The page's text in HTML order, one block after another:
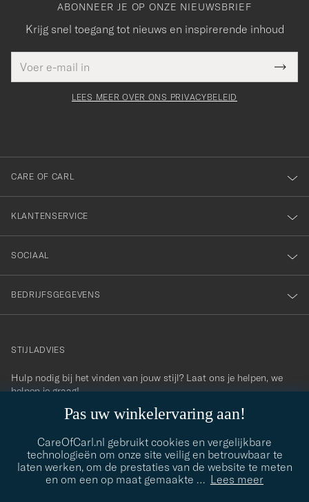
Pas uw winkelervaring aan!
CareOfCarl.nl gebruikt cookies en vergelijkbare
technologieën om onze site veilig en betrouwbaar te
laten werken, om de prestaties van de website te meten
en om een op maat gemaakte … Lees meer
ABONNEER JE OP ONZE NIEUWSBRIEF
Krijg snel toegang tot nieuws en inspirerende inhoud
mailadres
veldBedankt
voor
onze
nieuwsbrief!
LEES MEER OVER ONS PRIVACYBELEID
CARE OF CARL
KLANTENSERVICE
SOCIAAL
BEDRIJFSGEGEVENS
contact@careofcarl.com
STIJLADVIES
Hulp nodig bij het vinden van jouw stijl? Laat ons je helpen, we
helpen je graag!
STIJLADVIES
© Care of Carl 2026